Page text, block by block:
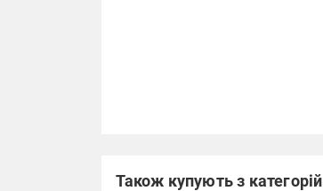
Також купують з категорій